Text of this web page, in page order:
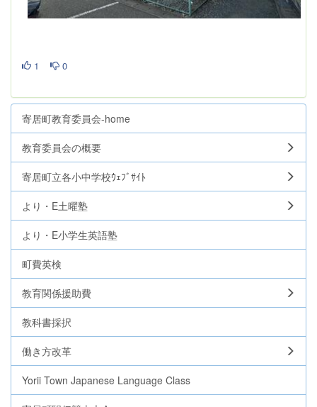
1 0
寄居町教育委員会-home
教育委員会の概要
寄居町立各小中学校ｳｪﾌﾞｻｲﾄ
より・E土曜塾
より・E小学生英語塾
町費英検
教育関係援助費
教科書採択
働き方改革
Yorii Town Japanese Language Class